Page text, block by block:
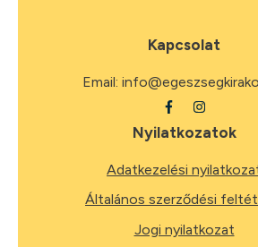
Kapcsolat
Email:
Nyilatkozatok
Adatkezelési
Általános szerződési
Jogi nyilatkozat